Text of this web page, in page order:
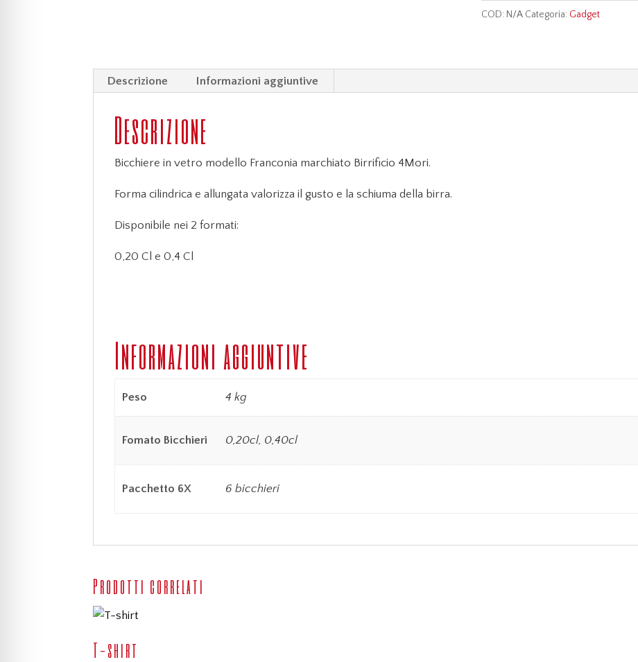
COD: N/A Categoria: Gadget
Descrizione Informazioni aggiuntive
Descrizione
Bicchiere in vetro modello Franconia marchiato Birrificio 4Mori.
Forma cilindrica e allungata valorizza il gusto e la schiuma della birra.
Disponibile nei 2 formati:
0,20 Cl e 0,4 Cl
Informazioni aggiuntive
Peso 4 kg
Fomato Bicchieri 0,20cl, 0,40cl
Pacchetto 6X 6 bicchieri
Prodotti correlati
T-shirt